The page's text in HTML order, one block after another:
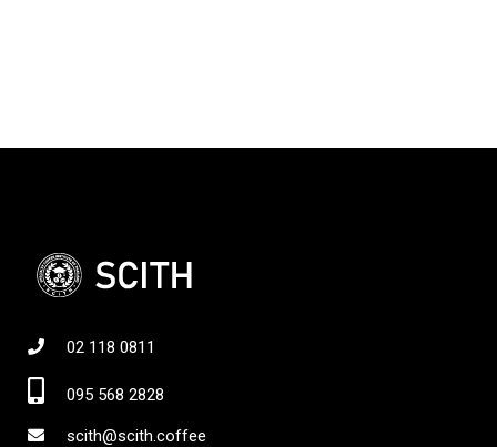
02 118 0811
095 568 2828
scith@scith.coffee